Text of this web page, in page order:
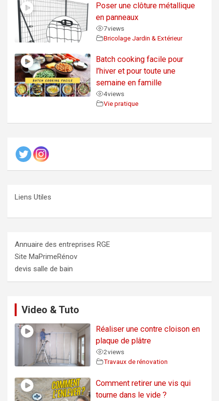
Poser une clôture métallique
en panneaux
7views
Bricolage Jardin & Extérieur
Batch cooking facile pour
l’hiver et pour toute une
semaine en famille
4views
Vie pratique
Liens Utiles
Annuaire des entreprises RGE
Site MaPrimeRénov
devis salle de bain
Video & Tuto
Réaliser une contre cloison en
plaque de plâtre
2views
Travaux de rénovation
Comment retirer une vis qui
tourne dans le vide ?